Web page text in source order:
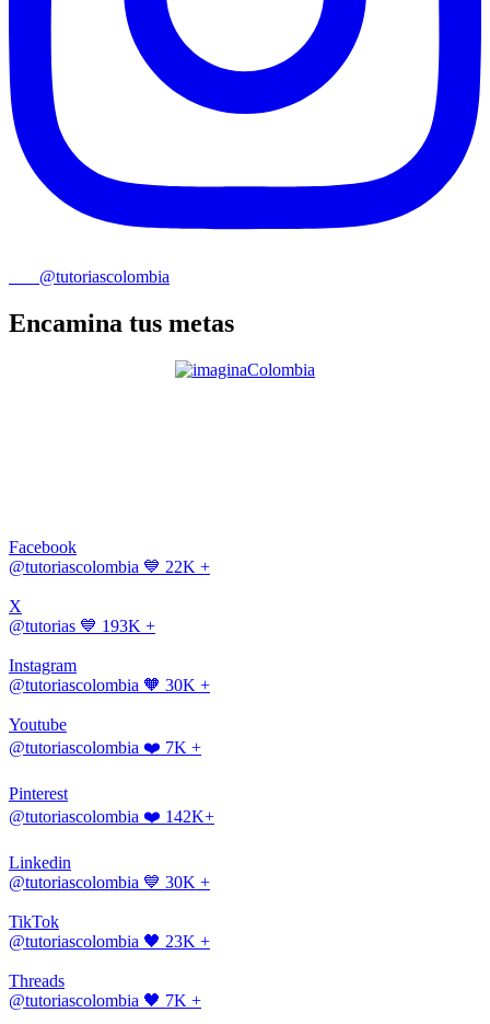
@tutoriascolombia
Encamina tus metas
Facebook
@tutoriascolombia 💙 22K +
X
@tutorias 💙 193K +
Instagram
@tutoriascolombia 🧡 30K +
Youtube
@tutoriascolombia ❤️ 7K +
Pinterest
@tutoriascolombia ❤️ 142K+
Linkedin
@tutoriascolombia 💙 30K +
TikTok
@tutoriascolombia 🖤 23K +
Threads
@tutoriascolombia 🖤 7K +